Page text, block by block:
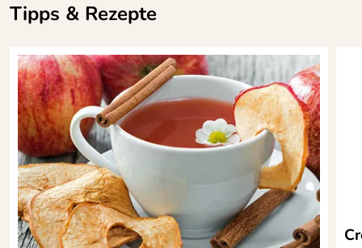
Tipps & Rezepte